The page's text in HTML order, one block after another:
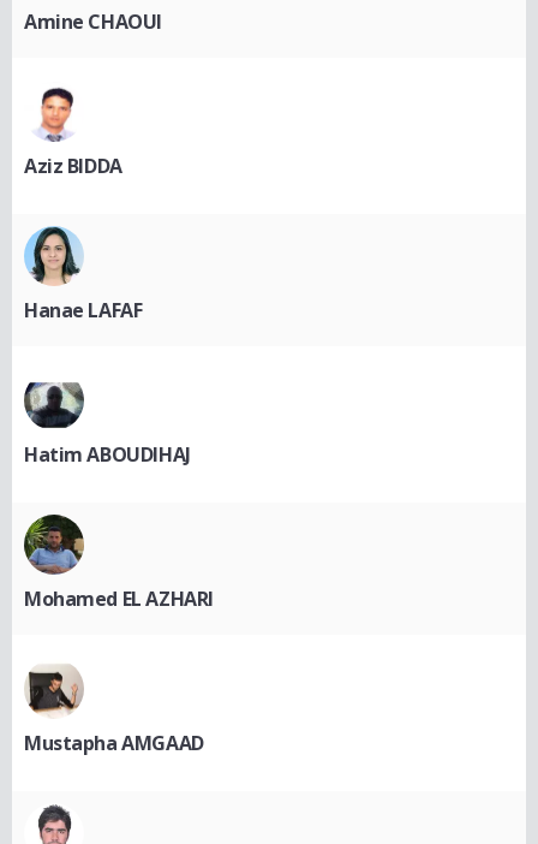
Amine CHAOUI
Aziz BIDDA
Hanae LAFAF
Hatim ABOUDIHAJ
Mohamed EL AZHARI
Mustapha AMGAAD